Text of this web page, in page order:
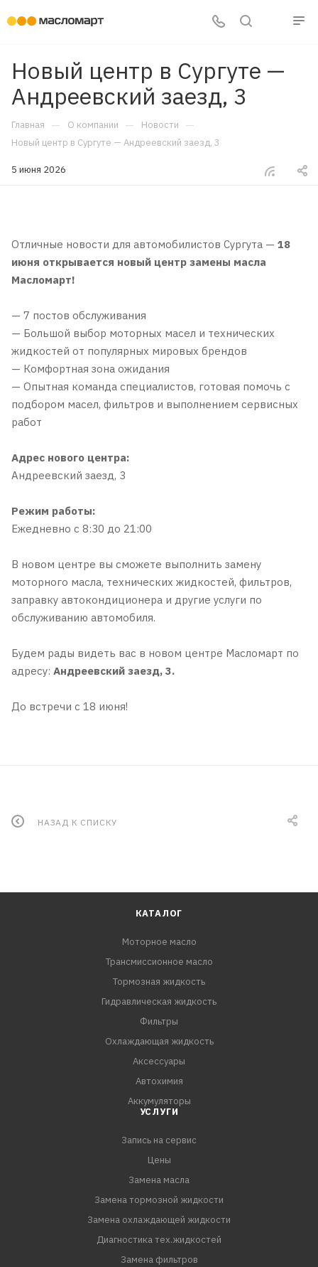
Новый центр в Сургуте —
Андреевский заезд, 3
Главная — О компании — Новости —
Новый центр в Сургуте — Андреевский заезд, 3
5 июня 2026
Отличные новости для автомобилистов Сургута — 18
июня открывается новый центр замены масла
Масломарт!
— 7 постов обслуживания
— Большой выбор моторных масел и технических
жидкостей от популярных мировых брендов
— Комфортная зона ожидания
— Опытная команда специалистов, готовая помочь с
подбором масел, фильтров и выполнением сервисных
работ
Адрес нового центра:
Андреевский заезд, 3
Режим работы:
Ежедневно с 8:30 до 21:00
В новом центре вы сможете выполнить замену
моторного масла, технических жидкостей, фильтров,
заправку автокондиционера и другие услуги по
обслуживанию автомобиля.
Будем рады видеть вас в новом центре Масломарт по
адресу: Андреевский заезд, 3.
До встречи с 18 июня!
НАЗАД К СПИСКУ
КАТАЛОГ
Моторное масло
Трансмиссионное масло
Тормозная жидкость
Гидравлическая жидкость
Фильтры
Охлаждающая жидкость
Аксессуары
Автохимия
Аккумуляторы
УСЛУГИ
Запись на сервис
Цены
Замена масла
Замена тормозной жидкости
Замена охлаждающей жидкости
Диагностика тех.жидкостей
Замена фильтров